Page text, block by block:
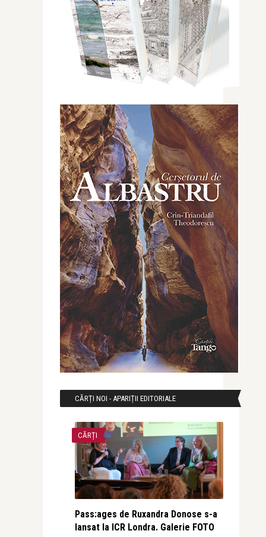
CĂRȚI NOI - APARIȚII EDITORIALE
CĂRȚI
Pass:ages de Ruxandra Donose s-a
lansat la ICR Londra. Galerie FOTO